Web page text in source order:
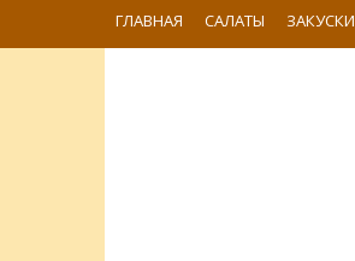
ГЛАВНАЯ САЛАТЫ ЗАКУСКИ